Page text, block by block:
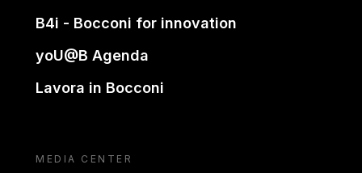
B4i - Bocconi for innovation
yoU@B Agenda
Lavora in Bocconi
MEDIA CENTER